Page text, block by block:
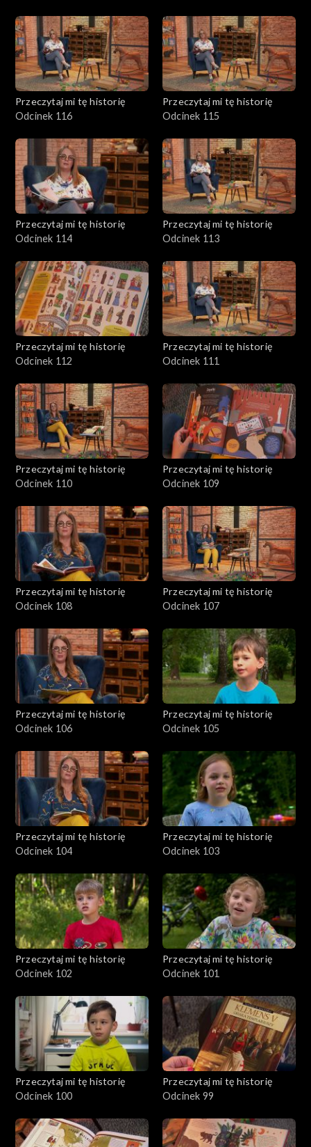
Przeczytaj mi tę historię
Odcinek 116
Przeczytaj mi tę historię
Odcinek 115
Przeczytaj mi tę historię
Odcinek 114
Przeczytaj mi tę historię
Odcinek 113
Przeczytaj mi tę historię
Odcinek 112
Przeczytaj mi tę historię
Odcinek 111
Przeczytaj mi tę historię
Odcinek 110
Przeczytaj mi tę historię
Odcinek 109
Przeczytaj mi tę historię
Odcinek 108
Przeczytaj mi tę historię
Odcinek 107
Przeczytaj mi tę historię
Odcinek 106
Przeczytaj mi tę historię
Odcinek 105
Przeczytaj mi tę historię
Odcinek 104
Przeczytaj mi tę historię
Odcinek 103
Przeczytaj mi tę historię
Odcinek 102
Przeczytaj mi tę historię
Odcinek 101
Przeczytaj mi tę historię
Odcinek 100
Przeczytaj mi tę historię
Odcinek 99